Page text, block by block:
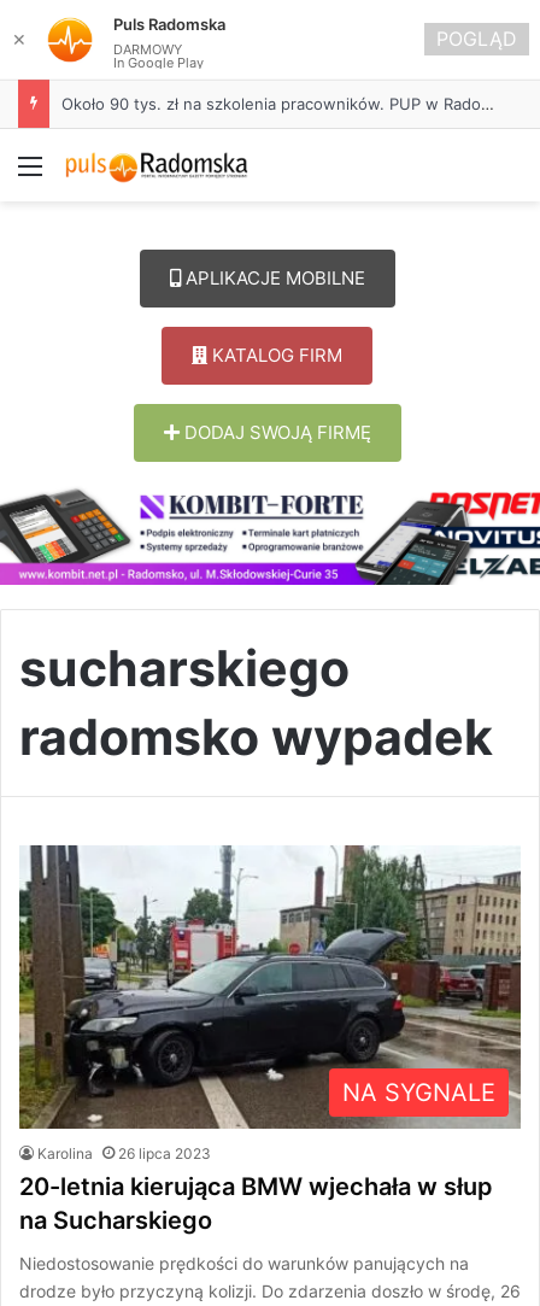
Około 90 tys. zł na szkolenia pracowników. PUP w Radomsku ogłasza nabór wniosków
Menu
APLIKACJE MOBILNE
KATALOG FIRM
DODAJ SWOJĄ FIRMĘ
sucharskiego
radomsko wypadek
NA SYGNALE
Karolina 26 lipca 2023
20-letnia kierująca BMW wjechała w słup
na Sucharskiego
Niedostosowanie prędkości do warunków panujących na
drodze było przyczyną kolizji. Do zdarzenia doszło w środę, 26
✕
Puls Radomska
DARMOWY
In Google Play
POGLĄD